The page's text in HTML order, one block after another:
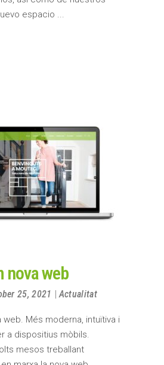
espacio
nova web
25, 2021 Actualitat
web. Més moderna, intuïtiva i
a dispositius mòbils.
mesos treballant